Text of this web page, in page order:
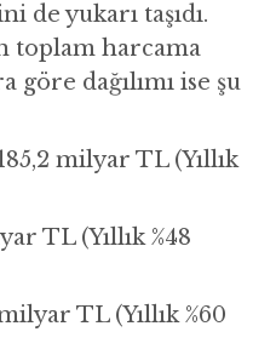
de yukarı taşıdı.
toplam harcama
göre dağılımı ise şu
milyar TL (Yıllık
TL (Yıllık %48
TL (Yıllık %60